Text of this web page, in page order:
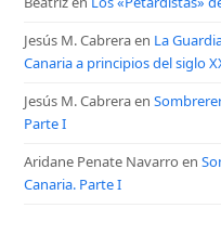
Jesús M. Cabreraen La
Canaria a principios del siglo
Jesús M. Cabreraen
Parte I
Aridane Penate Navarro en
Canaria. Parte I